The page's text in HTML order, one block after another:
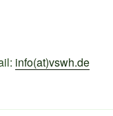
info(at)vswh.de